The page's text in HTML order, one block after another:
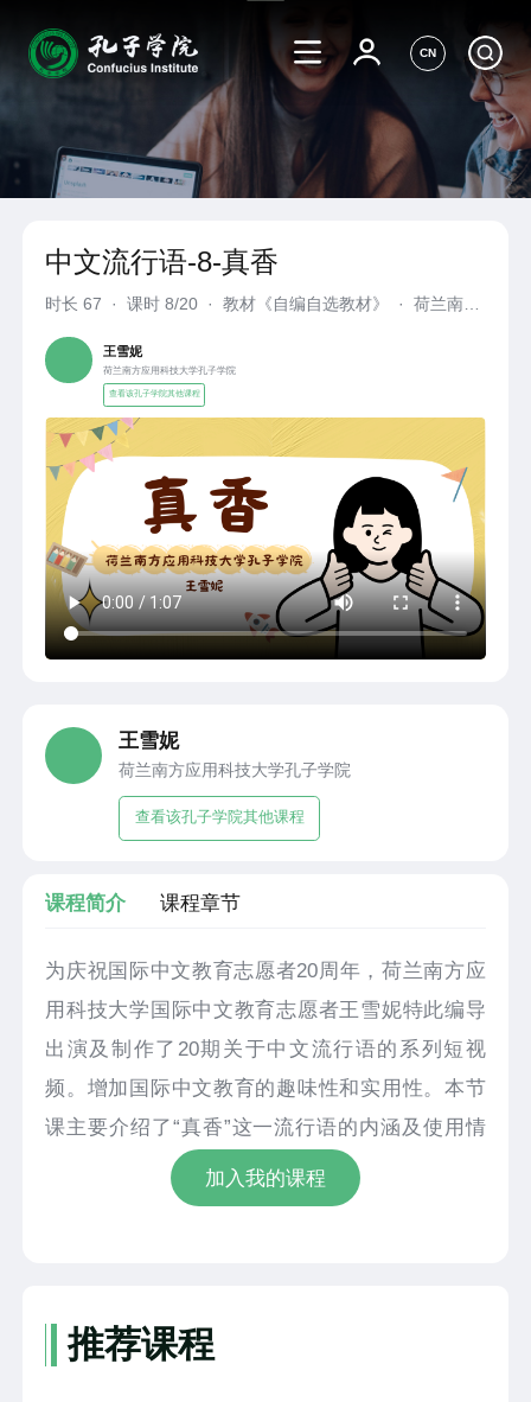
CN
中文流行语-8-真香
时长67 · 课时 8/20 · 教材《自编自选教材》 ·
荷兰南方
王雪妮
荷兰南方应用科技大学孔子学院
查看该孔子学院其他课程
王雪妮
荷兰南方应用科技大学孔子学院
查看该孔子学院其他课程
课程简介 课程章节
为庆祝国际中文教育志愿者20周年，荷兰南方应
用科技大学国际中文教育志愿者王雪妮特此编导
出演及制作了20期关于中文流行语的系列短视
频。增加国际中文教育的趣味性和实用性。本节
课主要介绍了“真香”这一流行语的内涵及使用情
加入我的课程
推荐课程